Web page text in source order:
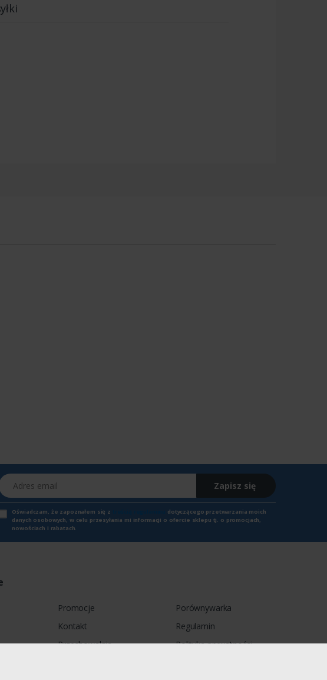
Adres email
Zapisz się
Oświadczam, że zapoznałem się z
dotyczącego przetwarzania moich
danych osobowych, w celu przesyłania mi informacji o ofercie sklepu tj. o promocjach,
nowościach i rabatach.
Promocje
Kontakt
Przechowalnia
Porównywarka
Regulamin
Polityka prywatności